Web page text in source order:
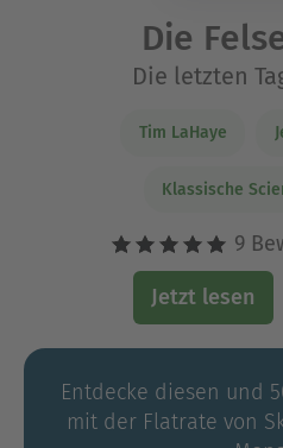
Die
Die letzten
Tim LaHaye
Klassische
9
Jetzt lesen
Entdecke diesen und
mit der Flatrate von